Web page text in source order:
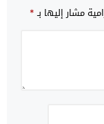
مشار إليها بـ*